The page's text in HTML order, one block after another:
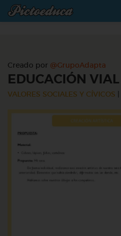
Creado por @GrupoAdapta
EDUCACIÓN VIAL
VALORES SOCIALES Y CÍVICOS